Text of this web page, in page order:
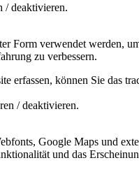
/ deaktivieren.
Form verwendet werden,
zu verbessern.
erfassen, können Sie das
/ deaktivieren.
Google Maps und
und das